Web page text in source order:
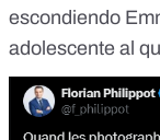
escondiendo
adolescente al